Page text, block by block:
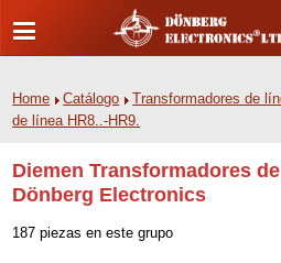
Home Catálogo Transformadores de
de línea HR8..-HR9.
Diemen Transformadores
Dönberg Electronics
187 piezas en este grupo